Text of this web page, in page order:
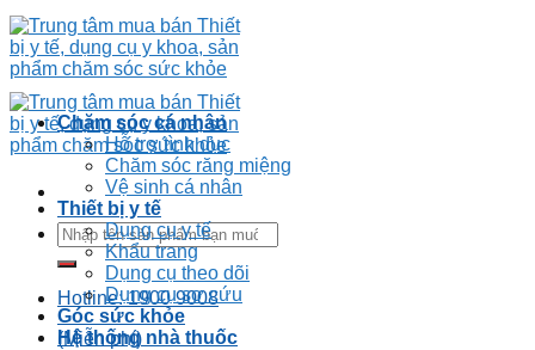
Skip
to
content
Tìm
kiếm:
Hotline: 1900 9008
(Miễn phí)
Chăm sóc cá nhân
Hỗ trợ tình dục
Chăm sóc răng miệng
Vệ sinh cá nhân
Thiết bị y tế
Dụng cụ y tế
Khẩu trang
Dụng cụ theo dõi
Dụng cụ sơ cứu
Góc sức khỏe
Hệ thống nhà thuốc